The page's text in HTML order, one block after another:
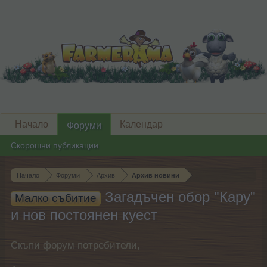
Начало Форуми Архив Архив новини
Малко събитие
Загадъчен обор "Кару"
и нов постоянен куест
Скъпи форум потребители,
Начало Форуми
Скорошни публикации
Календар